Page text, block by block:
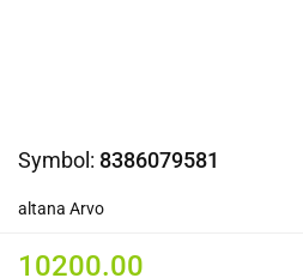
Symbol: 8386079581
altana Arvo
10200.00